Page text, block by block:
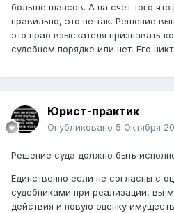
больше шансов. А на счет того
правильно, это не так. Решение
это прао взыскателя признавать
судебном порядке или нет. Его
Юрист-практик
Опубликовано 5 Октября
Решение суда должно быть
Единственно если не согласны с
судебниками при реализации, вы
действия и новую оценку